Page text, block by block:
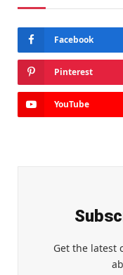
Facebook
Pinterest
YouTube
Get the latest